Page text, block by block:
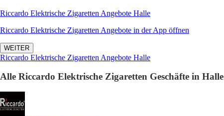
Riccardo Elektrische Zigaretten Angebote Halle
Riccardo Elektrische Zigaretten Angebote in der App öffnen
WEITER
Riccardo Elektrische Zigaretten Angebote Halle
Alle Riccardo Elektrische Zigaretten Geschäfte in Halle